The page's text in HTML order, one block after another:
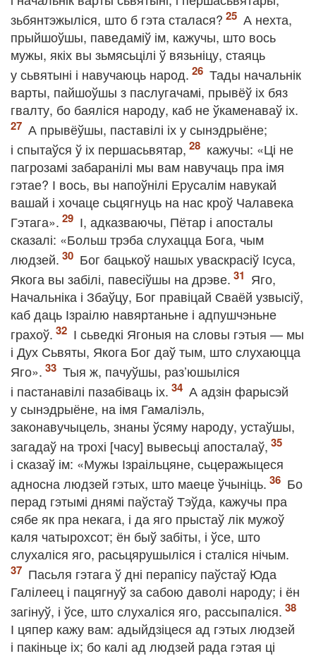
зьбянтэжыліся, што б гэта сталася?
А нехта,
прыйшоўшы, паведаміў ім, кажучы, што вось
мужы, якіх вы зьмясьцілі ў вязьніцу, стаяць
у сьвятыні і навучаюць народ.
Тады начальнік
варты, пайшоўшы з паслугачамі, прывёў іх бяз
гвалту, бо баяліся народу, каб не ўкаменаваў іх.
А прывёўшы, паставілі іх у сынэдрыёне;
і спытаўся ў іх першасьвятар,
кажучы: «Ці не
пагрозамі забаранілі мы вам навучаць пра імя
гэтае? І вось, вы напоўнілі Ерусалім навукай
вашай і хочаце сьцягнуць на нас кроў Чалавека
Гэтага».
І, адказваючы, Пётар і апосталы
сказалі: «Больш трэба слухацца Бога, чым
людзей.
Бог бацькоў нашых уваскрасіў Ісуса,
Якога вы забілі, павесіўшы на дрэве.
Яго,
Начальніка і Збаўцу, Бог правіцай Сваёй узвысіў,
каб даць Ізраілю навяртаньне і адпушчэньне
грахоў.
І сьведкі Ягоныя на словы гэтыя — мы
і Дух Сьвяты, Якога Бог даў тым, што слухаюцца
Яго».
Тыя ж, пачуўшы, раз’юшыліся
і пастанавілі пазабіваць іх.
А адзін фарысэй
у сынэдрыёне, на імя Гамаліэль,
законавучыцель, знаны ўсяму народу, устаўшы,
загадаў на трохі [часу] вывесьці апосталаў,
і сказаў ім: «Мужы Ізраільцяне, сьцеражыцеся
адносна людзей гэтых, што маеце ўчыніць.
Бо
перад гэтымі днямі паўстаў Тэўда, кажучы пра
сябе як пра некага, і да яго прыстаў лік мужоў
каля чатырохсот; ён быў забіты, і ўсе, што
слухаліся яго, расьцярушыліся і сталіся нічым.
Пасьля гэтага ў дні перапісу паўстаў Юда
Галілеец і пацягнуў за сабою даволі народу; і ён
загінуў, і ўсе, што слухаліся яго, рассыпаліся.
І цяпер кажу вам: адыйдзіцеся ад гэтых людзей
і пакіньце іх; бо калі ад людзей рада гэтая ці